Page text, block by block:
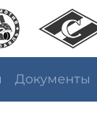
Документы